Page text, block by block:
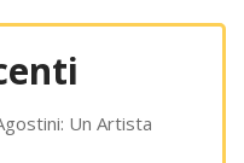
Un Artista